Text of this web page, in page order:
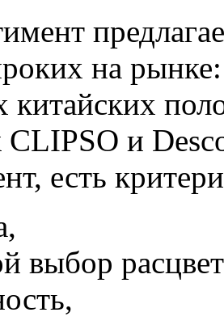
на
китайских
CLIPSO и
есть
выбор